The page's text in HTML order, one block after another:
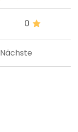
0
Nächste